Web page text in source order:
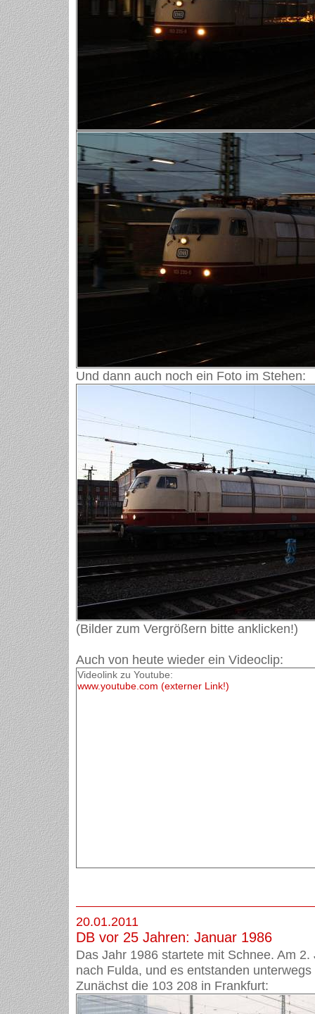
Und dann auch noch ein Foto im Stehen:
(Bilder zum Vergrößern bitte anklicken!)
Auch von heute wieder ein Videoclip:
Videolink zu Youtube:
www.youtube.com (externer Link!)
20.01.2011
DB vor 25 Jahren: Januar 1986
Das Jahr 1986 startete mit Schnee. Am
nach Fulda, und es entstanden
Zunächst die 103 208 in Frankfurt: